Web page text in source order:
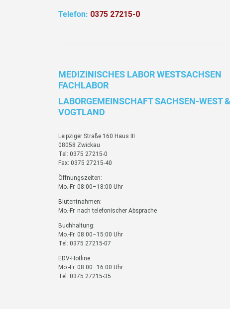
Telefon: 0375 27215-0
MEDIZINISCHES LABOR WESTSACHSEN
FACHLABOR
LABORGEMEINSCHAFT SACHSEN-WEST &
VOGTLAND
Leipziger Straße 160 Haus III
08058 Zwickau
Tel: 0375 27215-0
Fax: 0375 27215-40
Öffnungszeiten:
Mo.-Fr. 08:00–18:00 Uhr
Blutentnahmen:
Mo.-Fr. nach telefonischer Absprache
Buchhaltung:
Mo.-Fr. 08:00–15:00 Uhr
Tel: 0375 27215-07
EDV-Hotline:
Mo.-Fr. 08:00–16:00 Uhr
Tel: 0375 27215-35